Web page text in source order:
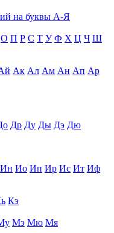
на буквы А-Я
О П Р С Т У Ф Х Ц Ч Ш
Ак Ал Ам Ан Ап Ар
Др Ду Ды Дэ Дю
Ин Ио Ип Ир Ис Ит Иф
Кэ
Мэ Мю Мя